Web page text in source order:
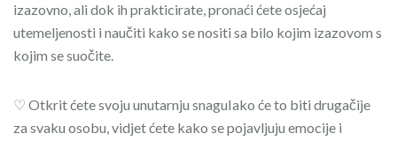
izazovno, ali dok ih prakticirate, pronaći ćete osjećaj
utemeljenosti i naučiti kako se nositi sa bilo kojim izazovom s
kojim se suočite.
♡ Otkrit ćete svoju unutarnju snaguIako će to biti drugačije
za svaku osobu, vidjet ćete kako se pojavljuju emocije i